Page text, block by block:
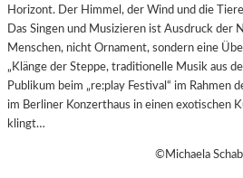
Horizont. Der Himmel, der Wind und die
Das Singen und Musizieren ist Ausdruck der
Menschen, nicht Ornament, sondern eine
„Klänge der Steppe, traditionelle Musik aus
Publikum beim „re:play Festival“ im Rahmen
im Berliner Konzerthaus in einen exotischen
klingt…
©Michaela